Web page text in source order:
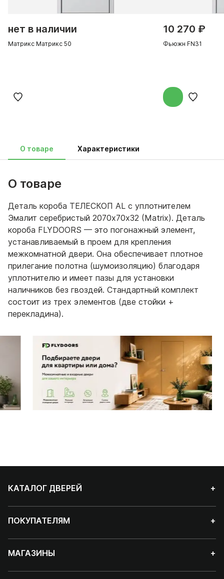
нет в наличии
Матрикс Матрикс 50
10 270 ₽
Фьюжн FN31
О товаре Характеристики
О товаре
Деталь короба ТЕЛЕСКОП AL с уплотнителем
Эмалит серебристый 2070х70х32 (Matrix). Деталь
короба FLYDOORS — это погонажный элемент,
устанавливаемый в проем для крепления
межкомнатной двери. Она обеспечивает плотное
прилегание полотна (шумоизоляцию) благодаря
уплотнителю и имеет пазы для установки
наличников без гвоздей. Стандартный комплект
состоит из трех элементов (две стойки +
перекладина).
КАТАЛОГ ДВЕРЕЙ +
ПОКУПАТЕЛЯМ +
МАГАЗИНЫ +